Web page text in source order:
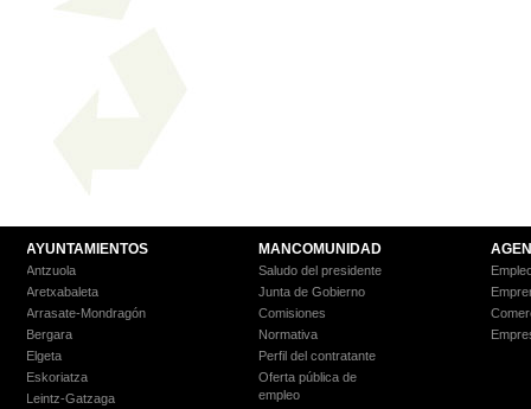
AYUNTAMIENTOS
Antzuola
Aretxabaleta
Arrasate-Mondragón
Bergara
Elgeta
Eskoriatza
Leintz-Gatzaga
MANCOMUNIDAD
Saludo del presidente
Junta de Gobierno
Comisiones
Normativa
Perfil del contratante
Oferta pública de
empleo